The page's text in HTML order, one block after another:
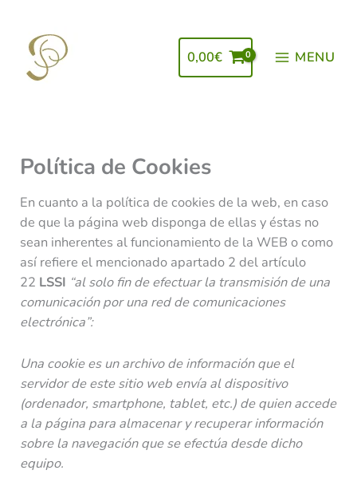
contenido
0,00€ MENU
Política de Cookies
En cuanto a la política de cookies de la web, en caso
de que la página web disponga de ellas y éstas no
sean inherentes al funcionamiento de la WEB o como
así refiere el mencionado apartado 2 del artículo
22 LSSI “al solo fin de efectuar la transmisión de una
comunicación por una red de comunicaciones
electrónica”:
Una cookie es un archivo de información que el
servidor de este sitio web envía al dispositivo
(ordenador, smartphone, tablet, etc.) de quien accede
a la página para almacenar y recuperar información
sobre la navegación que se efectúa desde dicho
equipo.